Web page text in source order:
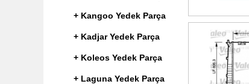
+ Kangoo Yedek Parça
+ Kadjar Yedek Parça
+ Koleos Yedek Parça
+ Laguna Yedek Parça